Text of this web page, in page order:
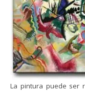
La pintura puede ser